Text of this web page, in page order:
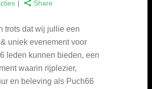
Share
trots dat wij jullie een
uniek evenement voor
leden kunnen bieden, een
waarin rijplezier,
en beleving als Puch66